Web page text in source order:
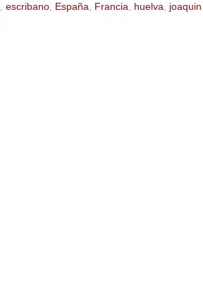
escribano España Francia huelva